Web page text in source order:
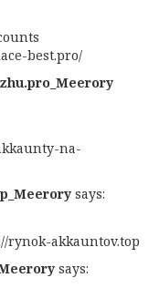
best.pro/
na-
says:
rynok-akkauntov.top
says: